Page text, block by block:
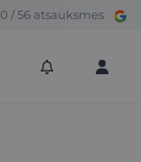
/ 56 atsauksmes